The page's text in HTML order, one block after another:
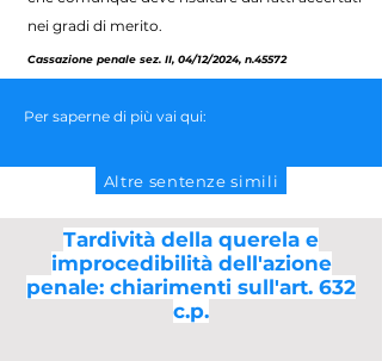
nei gradi di merito.
Cassazione penale sez. II, 04/12/2024, n.45572
Per saperne di più vai qui:
Altre sentenze simili
Tardività della querela e
improcedibilità dell'azione
penale: chiarimenti sull'art. 632
c.p.